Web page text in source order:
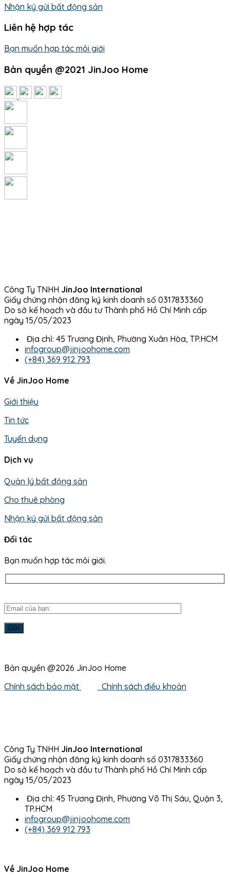
Nhận ký gửi bất động sản
Liên hệ hợp tác
Bạn muốn hợp tác môi giới
Bản quyền @2021 JinJoo Home
Công Ty TNHH JinJoo International
Giấy chứng nhận đăng ký kinh doanh số 0317833360
Do sở kế hoạch và đầu tư Thành phố Hồ Chí Minh cấp
ngày 15/05/2023
Địa chỉ: 45 Trương Định, Phường Xuân Hòa, TP.HCM
infogroup@jinjoohome.com
(+84) 369 912 793
Về JinJoo Home
Giới thiệu
Tin tức
Tuyển dụng
Dịch vụ
Quản lý bất động sản
Cho thuê phòng
Nhận ký gửi bất động sản
Đối tác
Bạn muốn hợp tác môi giới.
Bản quyền @2026 JinJoo Home
Chính sách bảo mật
Chính sách điều khoản
Công Ty TNHH JinJoo International
Giấy chứng nhận đăng ký kinh doanh số 0317833360
Do sở kế hoạch và đầu tư Thành phố Hồ Chí Minh cấp
ngày 15/05/2023
Địa chỉ: 45 Trương Định, Phường Võ Thị Sáu, Quận 3,
TP.HCM
infogroup@jinjoohome.com
(+84) 369 912 793
Về JinJoo Home